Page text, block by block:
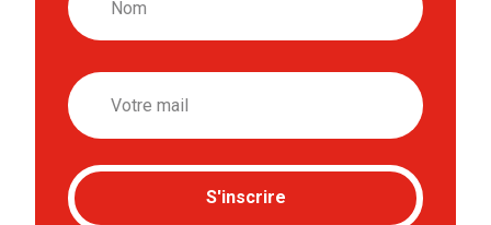
Email
S'inscrire